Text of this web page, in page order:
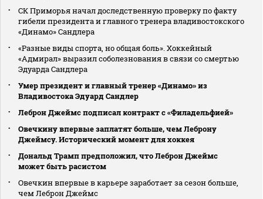
СК Приморья начал доследственную проверку по факту
гибели президента и главного тренера владивостокского
«Динамо» Сандлера
«Разные виды спорта, но общая боль». Хоккейный
«Адмирал» выразил соболезнования в связи со смертью
Эдуарда Сандлера
Умер президент и главный тренер «Динамо» из
Владивостока Эдуард Сандлер
Леброн Джеймс подписал контракт с «Филадельфией»
Овечкину впервые заплатят больше, чем Леброну
Джеймсу. Исторический момент для хоккея
Дональд Трамп предположил, что Леброн Джеймс
может быть расистом
Овечкин впервые в карьере заработает за сезон больше,
чем Леброн Джеймс